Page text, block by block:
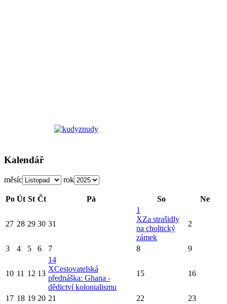
Kalendář
měsíc rok
Po Út St Čt Pá So Ne
27 28 29 30 31
1
XZa strašidly
na choltický
zámek
2
3 4 5 6 7 8 9
10 11 12 13
14
XCestovatelská
přednáška: Ghana -
dědictví kolonialismu
15 16
17 18 19 20 21 22 23